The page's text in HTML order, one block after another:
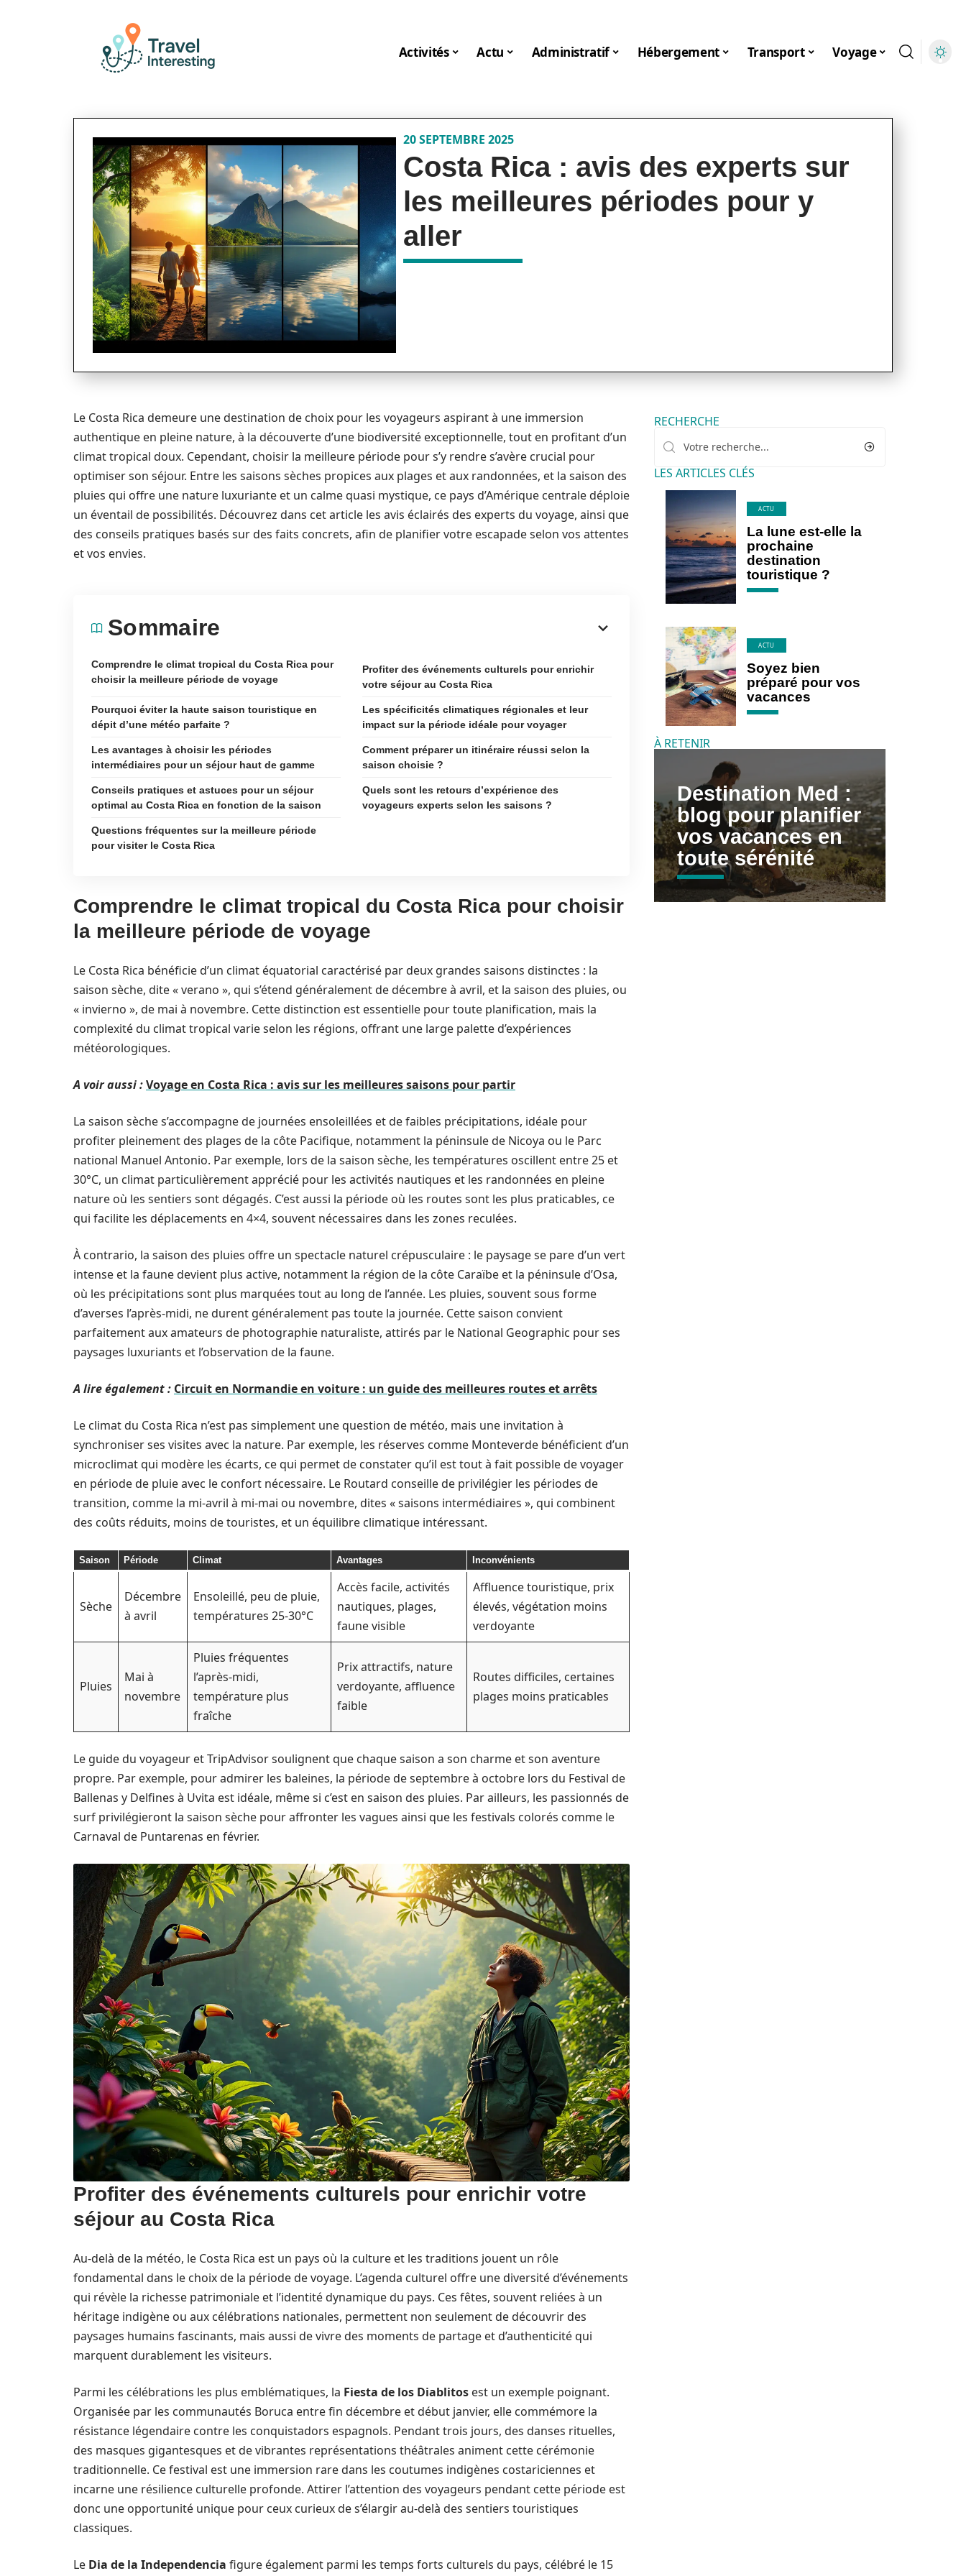
Activités Actu Administratif Hébergement Transport Voyage
20 SEPTEMBRE 2025
Costa Rica : avis des experts sur
les meilleures périodes pour y
aller
Le Costa Rica demeure une destination de choix pour les voyageurs aspirant à une immersion
authentique en pleine nature, à la découverte d’une biodiversité exceptionnelle, tout en profitant d’un
climat tropical doux. Cependant, choisir la meilleure période pour s’y rendre s’avère crucial pour
optimiser son séjour. Entre les saisons sèches propices aux plages et aux randonnées, et la saison des
pluies qui offre une nature luxuriante et un calme quasi mystique, ce pays d’Amérique centrale déploie
un éventail de possibilités. Découvrez dans cet article les avis éclairés des experts du voyage, ainsi que
des conseils pratiques basés sur des faits concrets, afin de planifier votre escapade selon vos attentes
et vos envies.
Sommaire
Comprendre le climat tropical du Costa Rica pour
choisir la meilleure période de voyage
Profiter des événements culturels pour enrichir
votre séjour au Costa Rica
Pourquoi éviter la haute saison touristique en
dépit d’une météo parfaite ?
Les spécificités climatiques régionales et leur
impact sur la période idéale pour voyager
Les avantages à choisir les périodes
intermédiaires pour un séjour haut de gamme
Comment préparer un itinéraire réussi selon la
saison choisie ?
Conseils pratiques et astuces pour un séjour
optimal au Costa Rica en fonction de la saison
Quels sont les retours d’expérience des
voyageurs experts selon les saisons ?
Questions fréquentes sur la meilleure période
pour visiter le Costa Rica
Comprendre le climat tropical du Costa Rica pour choisir
la meilleure période de voyage
Le Costa Rica bénéficie d’un climat équatorial caractérisé par deux grandes saisons distinctes : la
saison sèche, dite « verano », qui s’étend généralement de décembre à avril, et la saison des pluies, ou
« invierno », de mai à novembre. Cette distinction est essentielle pour toute planification, mais la
complexité du climat tropical varie selon les régions, offrant une large palette d’expériences
météorologiques.
A voir aussi :Voyage en Costa Rica : avis sur les meilleures saisons pour partir
La saison sèche s’accompagne de journées ensoleillées et de faibles précipitations, idéale pour
profiter pleinement des plages de la côte Pacifique, notamment la péninsule de Nicoya ou le Parc
national Manuel Antonio. Par exemple, lors de la saison sèche, les températures oscillent entre 25 et
30°C, un climat particulièrement apprécié pour les activités nautiques et les randonnées en pleine
nature où les sentiers sont dégagés. C’est aussi la période où les routes sont les plus praticables, ce
qui facilite les déplacements en 4×4, souvent nécessaires dans les zones reculées.
À contrario, la saison des pluies offre un spectacle naturel crépusculaire : le paysage se pare d’un vert
intense et la faune devient plus active, notamment la région de la côte Caraïbe et la péninsule d’Osa,
où les précipitations sont plus marquées tout au long de l’année. Les pluies, souvent sous forme
d’averses l’après-midi, ne durent généralement pas toute la journée. Cette saison convient
parfaitement aux amateurs de photographie naturaliste, attirés par le National Geographic pour ses
paysages luxuriants et l’observation de la faune.
A lire également : Circuit en Normandie en voiture : un guide des meilleures routes et arrêts
Le climat du Costa Rica n’est pas simplement une question de météo, mais une invitation à
synchroniser ses visites avec la nature. Par exemple, les réserves comme Monteverde bénéficient d’un
microclimat qui modère les écarts, ce qui permet de constater qu’il est tout à fait possible de voyager
en période de pluie avec le confort nécessaire. Le Routard conseille de privilégier les périodes de
transition, comme la mi-avril à mi-mai ou novembre, dites « saisons intermédiaires », qui combinent
des coûts réduits, moins de touristes, et un équilibre climatique intéressant.
Saison Période Climat Avantages Inconvénients
Sèche
Décembre
à avril
Ensoleillé, peu de pluie,
températures 25-30°C
Accès facile, activités
nautiques, plages,
faune visible
Affluence touristique, prix
élevés, végétation moins
verdoyante
Pluies
Mai à
novembre
Pluies fréquentes
l’après-midi,
température plus
fraîche
Prix attractifs, nature
verdoyante, affluence
faible
Routes difficiles, certaines
plages moins praticables
Le guide du voyageur et TripAdvisor soulignent que chaque saison a son charme et son aventure
propre. Par exemple, pour admirer les baleines, la période de septembre à octobre lors du Festival de
Ballenas y Delfines à Uvita est idéale, même si c’est en saison des pluies. Par ailleurs, les passionnés de
surf privilégieront la saison sèche pour affronter les vagues ainsi que les festivals colorés comme le
Carnaval de Puntarenas en février.
Profiter des événements culturels pour enrichir votre
séjour au Costa Rica
Au-delà de la météo, le Costa Rica est un pays où la culture et les traditions jouent un rôle
fondamental dans le choix de la période de voyage. L’agenda culturel offre une diversité d’événements
qui révèle la richesse patrimoniale et l’identité dynamique du pays. Ces fêtes, souvent reliées à un
héritage indigène ou aux célébrations nationales, permettent non seulement de découvrir des
paysages humains fascinants, mais aussi de vivre des moments de partage et d’authenticité qui
marquent durablement les visiteurs.
Parmi les célébrations les plus emblématiques, la Fiesta de los Diablitos est un exemple poignant.
Organisée par les communautés Boruca entre fin décembre et début janvier, elle commémore la
résistance légendaire contre les conquistadors espagnols. Pendant trois jours, des danses rituelles,
des masques gigantesques et de vibrantes représentations théâtrales animent cette cérémonie
traditionnelle. Ce festival est une immersion rare dans les coutumes indigènes costariciennes et
incarne une résilience culturelle profonde. Attirer l’attention des voyageurs pendant cette période est
donc une opportunité unique pour ceux curieux de s’élargir au-delà des sentiers touristiques
classiques.
Le Dia de la Independencia figure également parmi les temps forts culturels du pays, célébré le 15
RECHERCHE
LES ARTICLES CLÉS
ACTU
La lune est-elle la
prochaine
destination
touristique ?
ACTU
Soyez bien
préparé pour vos
vacances
À RETENIR
Destination Med :
blog pour planifier
vos vacances en
toute sérénité